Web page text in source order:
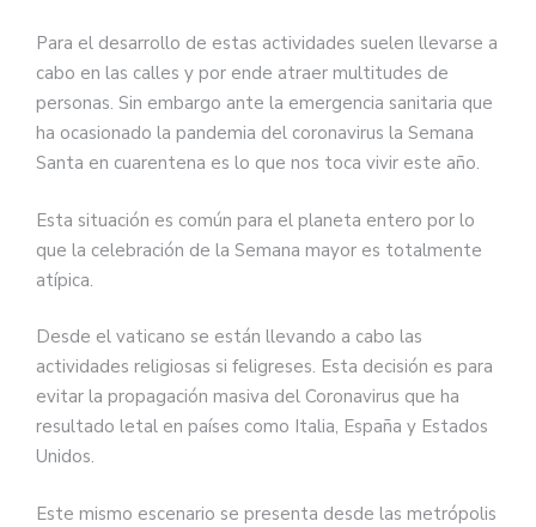
Para el desarrollo de estas actividades suelen llevarse a
cabo en las calles y por ende atraer multitudes de
personas. Sin embargo ante la emergencia sanitaria que
ha ocasionado la pandemia del coronavirus la Semana
Santa en cuarentena es lo que nos toca vivir este año.
Esta situación es común para el planeta entero por lo
que la celebración de la Semana mayor es totalmente
atípica.
Desde el vaticano se están llevando a cabo las
actividades religiosas si feligreses. Esta decisión es para
evitar la propagación masiva del Coronavirus que ha
resultado letal en países como Italia, España y Estados
Unidos.
Este mismo escenario se presenta desde las metrópolis